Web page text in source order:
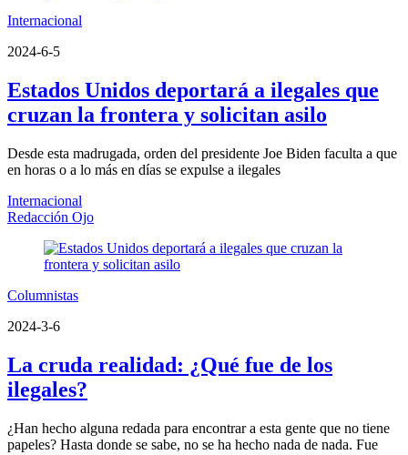
Internacional
2024-6-5
Estados Unidos deportará a ilegales que
cruzan la frontera y solicitan asilo
Desde esta madrugada, orden del presidente Joe Biden faculta a que
en horas o a lo más en días se expulse a ilegales
Internacional
Redacción Ojo
Columnistas
2024-3-6
La cruda realidad: ¿Qué fue de los
ilegales?
¿Han hecho alguna redada para encontrar a esta gente que no tiene
papeles? Hasta donde se sabe, no se ha hecho nada de nada. Fue